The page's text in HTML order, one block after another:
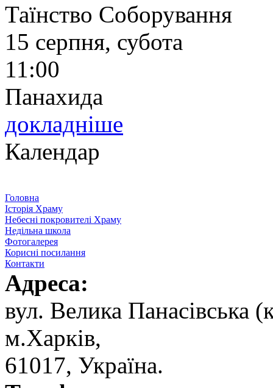
Таїнство Соборування
15 серпня, субота
11:00
Панахида
докладніше
Календар
Головна
Історія Храму
Небесні покровителі Храму
Недільна школа
Фотогалерея
Корисні посилання
Контакти
Адреса:
вул. ‬Велика Панасівська
‬м.Харків,
‬61017, ‬Україна.‎